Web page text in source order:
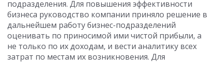
подразделения. Для повышения эффективности
бизнеса руководство компании приняло решение в
дальнейшем работу бизнес-подразделений
оценивать по приносимой ими чистой прибыли, а
не только по их доходам, и вести аналитику всех
затрат по местам их возникновения. Для